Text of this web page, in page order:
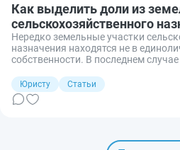
Как выделить доли из
сельскохозяйственного
Нередко земельные участки
назначения находятся не в
собственности. В последнем
избавиться от подобного рода
других владельцев долей, следует
участка. Но, когда речь идет об
подробнее, как выделить доли из
Юристу
Статьи